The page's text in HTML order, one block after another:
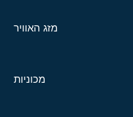
מזג האוויר
מכוניות